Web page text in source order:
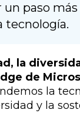
paso
tecnología.
la
de
la
y la